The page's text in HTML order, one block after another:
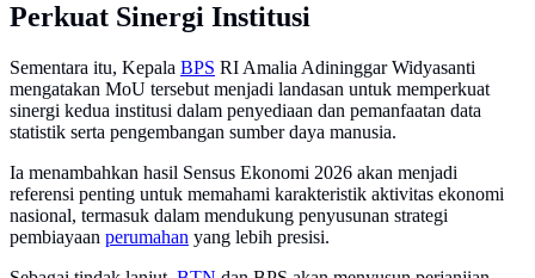
Perkuat Sinergi Institusi
Sementara itu, Kepala BPS RI Amalia Adininggar Widyasanti
mengatakan MoU tersebut menjadi landasan untuk memperkuat
sinergi kedua institusi dalam penyediaan dan pemanfaatan data
statistik serta pengembangan sumber daya manusia.
Ia menambahkan hasil Sensus Ekonomi 2026 akan menjadi
referensi penting untuk memahami karakteristik aktivitas ekonomi
nasional, termasuk dalam mendukung penyusunan strategi
pembiayaan perumahan yang lebih presisi.